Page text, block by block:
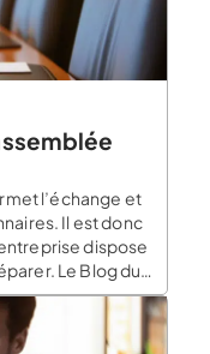
l’échange et
Il est donc
dispose
Le Blog du
détail sur ce
générale
se